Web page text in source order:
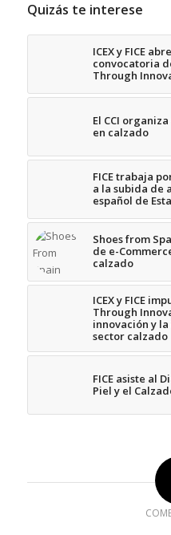
Quizás te interese
ICEX y FICE
convocatoria
Through
El CCI
en calzado
FICE trabaja
a la subida de
español de
Shoes from
de e-
calzado
ICEX y FICE
Through
innovación y
sector calzado
FICE asiste al
Piel y el